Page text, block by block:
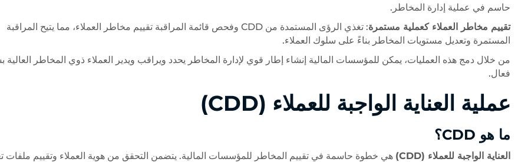
حاسم في عملية إدارة المخاطر.
تقييم مخاطر العملاء كعملية مستمرة
: تغذي الرؤى المستمدة من CDD وفحص قائمة المراقبة تقييم مخاطر العملاء، مما يتيح المراقبة
المستمرة وتعديل مستويات المخاطر بناءً على سلوك العملاء.
من خلال دمج هذه العمليات، يمكن للمؤسسات المالية إنشاء إطار قوي لإدارة المخاطر يحدد ويراقب ويدير العملاء ذوي المخاطر العالية
فعال.
عملية العناية الواجبة للعملاء (CDD)
ما هو CDD؟
العناية الواجبة للعملاء (CDD)
هي خطوة حاسمة في تقييم المخاطر للمؤسسات المالية. يتضمن التحقق من هوية العملاء وتقييم ملفات